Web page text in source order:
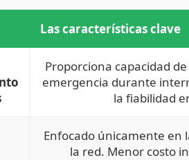
Las características clave
Proporciona capacidad
emergencia durante
la fiabilidad
Enfocado únicamente en
la red. Menor costo